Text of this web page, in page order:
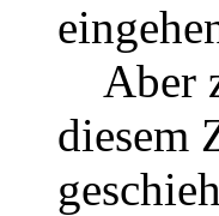
Aber
diesem